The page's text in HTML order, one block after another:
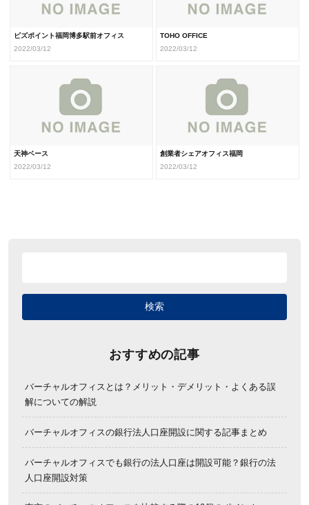
ビズポイント福岡博多駅前オフィス
2022/03/12
TOHO OFFICE
2022/03/12
天神ベース
2022/03/12
創業者シェアオフィス福岡
2022/03/12
おすすめの記事
バーチャルオフィスとは？メリット・デメリット・よくある誤
解についての解説
バーチャルオフィスの銀行法人口座開設に関する記事まとめ
バーチャルオフィスでも銀行の法人口座は開設可能？銀行の法
人口座開設対策